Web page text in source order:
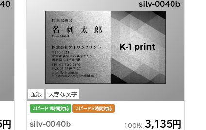
金銀 大きな文字
silv-0040b
スピード1時間対応 スピード3時間対応
silv-0040b 100枚 3,135円